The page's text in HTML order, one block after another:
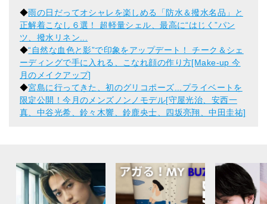
◆雨の日だってオシャレを楽しめる「防水＆撥水名品」と
正解着こなし６選！ 超軽量シェル、最高に“はじく”パン
ツ、撥水リネン...
◆“自然な血色と影”で印象をアップデート！ チーク＆シェ
ーディングで手に入れる、こなれ顔の作り方[Make-up 今
月のメイクアップ]
◆宮島に行ってきた、初のグリコポーズ...プライベートを
限定公開！今月のメンズノンノモデル[守屋光治、安西一
真、中谷光希、鈴々木響、鈴鹿央士、四坂亮翔、中田圭祐]